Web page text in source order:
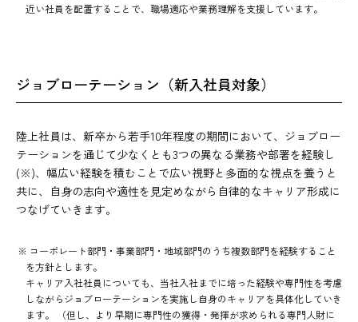
近い社員を配置することで、職場適応や業務理解を支援しています。
ジョブローテーション（新入社員対象）
陸上社員は、新卒から若手10年程度の期間において、ジョブロー
テーションを通じて少なくとも3つの異なる業務や部署を経験し
(※)、幅広い経験を積むことで広い視野と多面的な視点を養うと
共に、自身の志向や適性を見定めながら自律的なキャリア形成に
つなげていきます。
※ コーポレート部門・事業部門・地域部門のうち複数部門を経験すること
を方針とします。
キャリア入社社員についても、当社入社までに培った経験や専門性を考慮
しながらジョブローテーションを実施し自身のキャリアを具体化していき
ます。 （但し、より早期に専門性の獲得・発揮が求められる専門人財に